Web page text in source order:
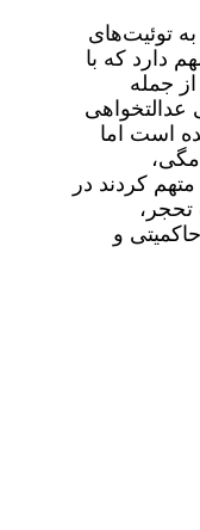
توئیت‌های
دارد که با
جمله
است اما
کردند در
تحجر،
و